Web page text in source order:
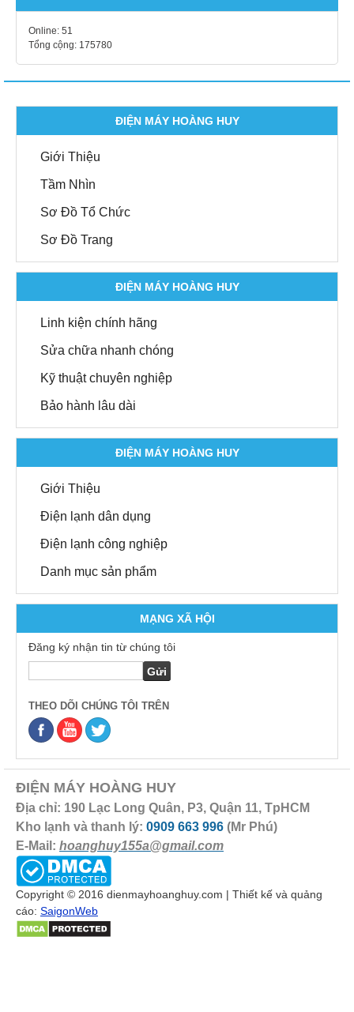
Online: 51
Tổng cộng: 175780
ĐIỆN MÁY HOÀNG HUY
Giới Thiệu
Tầm Nhìn
Sơ Đồ Tổ Chức
Sơ Đồ Trang
ĐIỆN MÁY HOÀNG HUY
Linh kiện chính hãng
Sửa chữa nhanh chóng
Kỹ thuật chuyên nghiệp
Bảo hành lâu dài
ĐIỆN MÁY HOÀNG HUY
Giới Thiệu
Điện lạnh dân dụng
Điện lạnh công nghiệp
Danh mục sản phẩm
MẠNG XÃ HỘI
Đăng ký nhận tin từ chúng tôi
THEO DÕI CHÚNG TÔI TRÊN
ĐIỆN MÁY HOÀNG HUY
Địa chỉ: 190 Lạc Long Quân, P3, Quận 11, TpHCM
Kho lạnh và thanh lý: 0909 663 996 (Mr Phú)
E-Mail: hoanghuy155a@gmail.com
Copyright © 2016 dienmayhoanghuy.com | Thiết kế và quảng
cáo: SaigonWeb